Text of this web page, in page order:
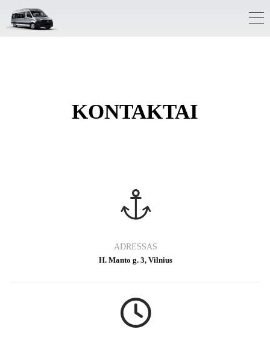
KONTAKTAI
ADRESSAS
H. Manto g. 3, Vilnius